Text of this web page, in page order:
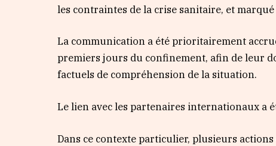
les contraintes de la crise sanitaire, et
La communication a été prioritairement
premiers jours du confinement, afin de leur
factuels de compréhension de la situation.
Le lien avec les partenaires internationaux a
Dans ce contexte particulier, plusieurs